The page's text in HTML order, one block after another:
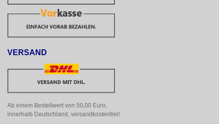
VERSAND
Ab einem Bestellwert von 50,00 Euro,
innerhalb Deutschland, versandkostenfrei!